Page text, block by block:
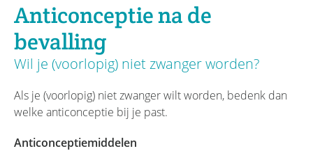
Anticonceptie na de
bevalling
Wil je (voorlopig) niet zwanger worden?
Als je (voorlopig) niet zwanger wilt worden, bedenk dan
welke anticonceptie bij je past.
Anticonceptiemiddelen